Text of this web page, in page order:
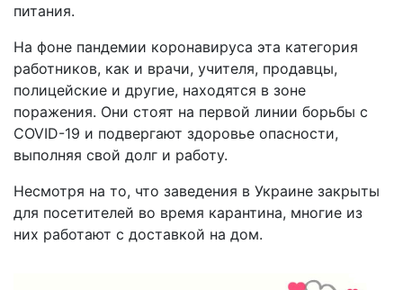
питания.
На фоне пандемии коронавируса эта категория
работников, как и врачи, учителя, продавцы,
полицейские и другие, находятся в зоне
поражения. Они стоят на первой линии борьбы с
COVID-19 и подвергают здоровье опасности,
выполняя свой долг и работу.
Несмотря на то, что заведения в Украине закрыты
для посетителей во время карантина, многие из
них работают с доставкой на дом.